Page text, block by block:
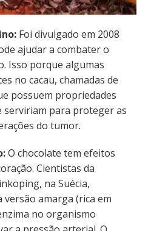
Foi divulgado em 2008
ajudar a combater o
Isso porque algumas
no cacau, chamadas de
possuem propriedades
serviriam para proteger as
do tumor.
O chocolate tem efeitos
Cientistas da
na Suécia,
versão amarga (rica em
no organismo